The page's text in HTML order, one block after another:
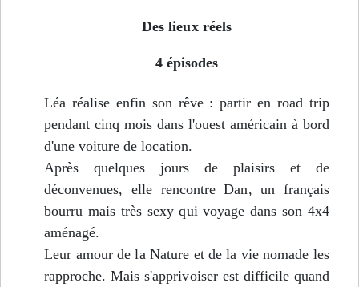
Des lieux réels
4 épisodes
Léa réalise enfin son rêve : partir en road trip
pendant cinq mois dans l'ouest américain à bord
d'une voiture de location.
Après quelques jours de plaisirs et de
déconvenues, elle rencontre Dan, un français
bourru mais très sexy qui voyage dans son 4x4
aménagé.
Leur amour de la Nature et de la vie nomade les
rapproche. Mais s'apprivoiser est difficile quand